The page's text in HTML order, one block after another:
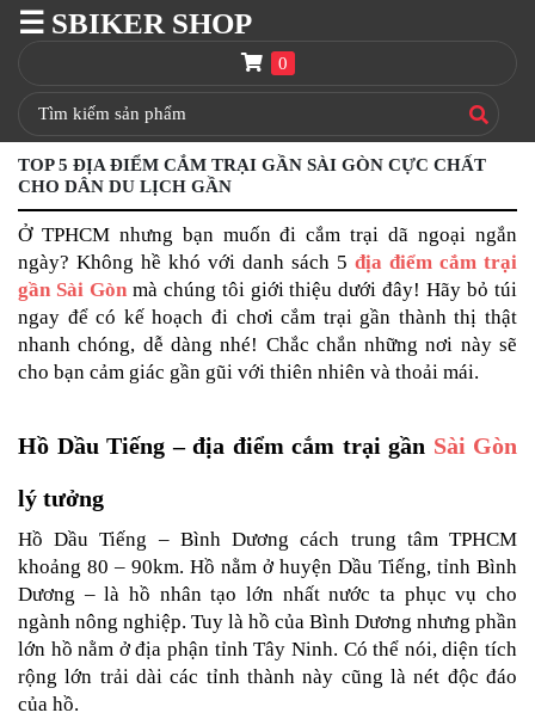
☰ SBIKER SHOP
0
SBIKER
TRANG
CHỦ
THÙNG
GIVI
BAGA
GIVI
HRX
NÓN
BẢO
HIỂM
BEN
XE
MOTO
PKL
ĐỒ
CHƠI
PG1
PHỤ
KIỆN
YAMAHA
TOP 5 ĐỊA ĐIỂM CẮM TRẠI GẦN SÀI GÒN CỰC CHẤT
CHO DÂN DU LỊCH GẦN
Ở TPHCM nhưng bạn muốn đi cắm trại dã ngoại ngắn
ngày? Không hề khó với danh sách 5 địa điểm cắm trại
gần Sài Gòn mà chúng tôi giới thiệu dưới đây! Hãy bỏ túi
ngay để có kế hoạch đi chơi cắm trại gần thành thị thật
nhanh chóng, dễ dàng nhé! Chắc chắn những nơi này sẽ
cho bạn cảm giác gần gũi với thiên nhiên và thoải mái.
Hồ Dầu Tiếng – địa điểm cắm trại gần Sài Gòn
lý tưởng
Hồ Dầu Tiếng – Bình Dương cách trung tâm TPHCM
khoảng 80 – 90km. Hồ nằm ở huyện Dầu Tiếng, tỉnh Bình
Dương – là hồ nhân tạo lớn nhất nước ta phục vụ cho
ngành nông nghiệp. Tuy là hồ của Bình Dương nhưng phần
lớn hồ nằm ở địa phận tỉnh Tây Ninh. Có thể nói, diện tích
rộng lớn trải dài các tỉnh thành này cũng là nét độc đáo
của hồ.